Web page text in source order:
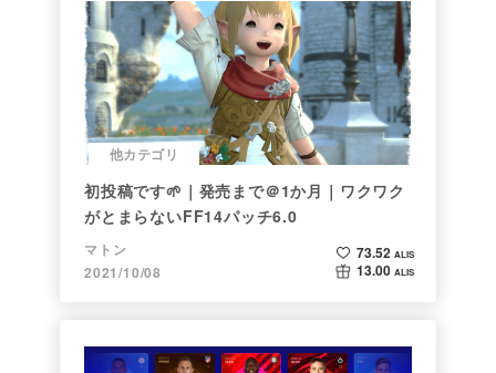
他カテゴリ
初投稿です🌱｜発売まで＠1か月｜ワクワク
がとまらないFF14パッチ6.0
マトン
2021/10/08
73.52 ALIS
13.00 ALIS